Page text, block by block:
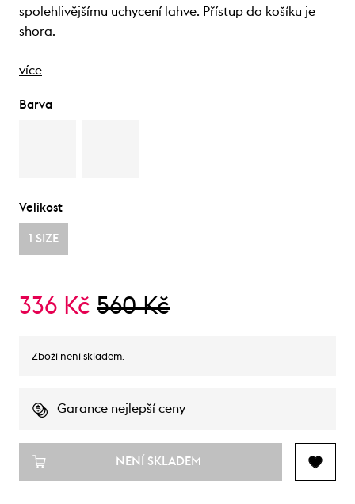
spolehlivějšímu uchycení lahve. Přístup do košíku je
shora.
více
Barva
Velikost
1 SIZE
336 Kč 560 Kč
Zboží není skladem.
Garance nejlepší ceny
NENÍ SKLADEM